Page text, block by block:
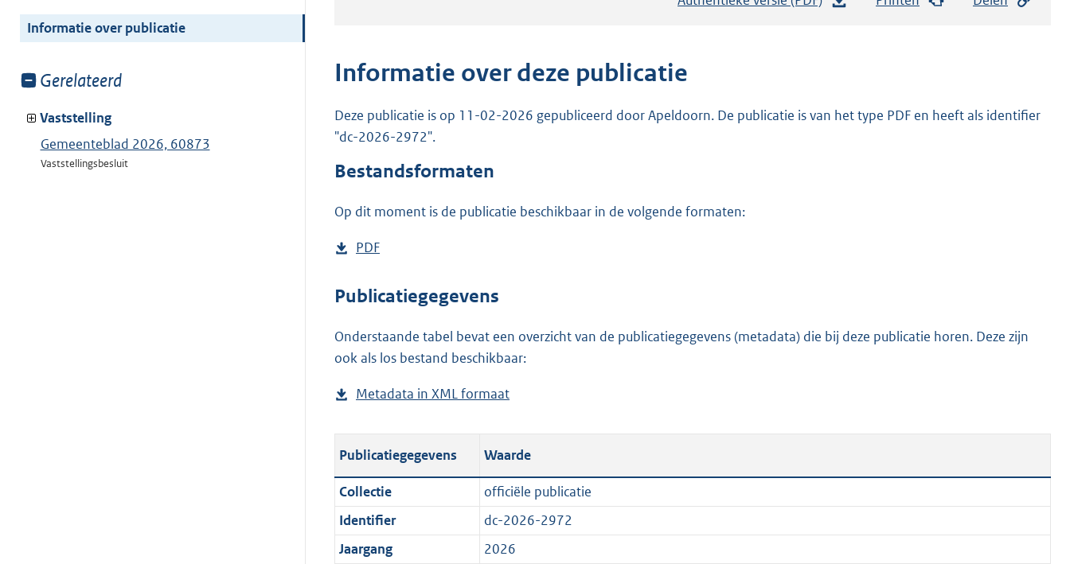
van:
Informatie over publicatie
Toon
van:
Gerelateerd
Vaststelling
Gemeenteblad 2026, 60873
Vaststellingsbesluit
o
k
n
Informatie over deze publicatie
Deze publicatie is op 11-02-2026 gepubliceerd door Apeldoorn. De publicatie is van het type PDF en heeft als identifier
"dc-2026-2972".
Bestandsformaten
Op dit moment is de publicatie beschikbaar in de volgende formaten:
D
w
l
o
d
b
l
i
c
a
PDF
s
a
n
s
o
o
t
t
e
Publicatiegegevens
Onderstaande tabel bevat een overzicht van de publicatiegegevens (metadata) die bij deze publicatie horen. Deze zijn
ook als los bestand beschikbaar:
Metadata in XML formaat
s
t
a
n
d
s
Publicatiegegevens Waarde
Collectie
officiële publicatie
Identifier
dc-2026-2972
Jaargang
2026